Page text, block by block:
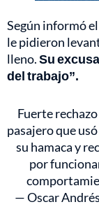
Según informó
le pidieron
lleno.Su
del trabajo”.
Fuerte
pasajero que
su hamaca y
por
— Oscar